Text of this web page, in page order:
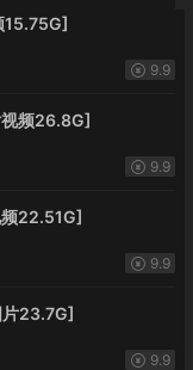
15.75G]
9.9
频26.8G]
9.9
22.51G]
9.9
23.7G]
9.9